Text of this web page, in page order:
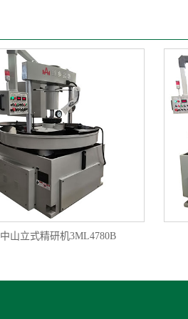
中山立式精研机3ML4780B